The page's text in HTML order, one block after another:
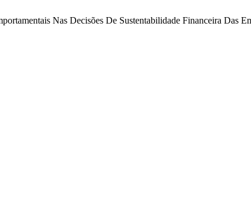
Nas Decisões De Sustentabilidade Financeira Das